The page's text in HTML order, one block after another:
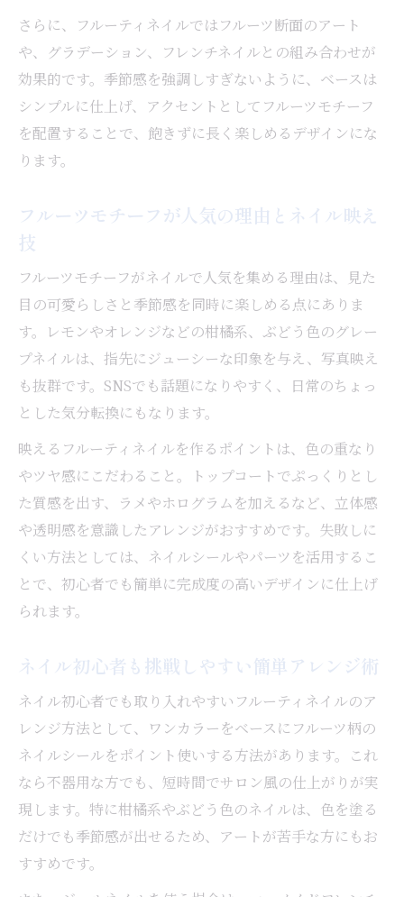
ネイルと爪ケアを両立する基本的な考え方
フルーティネイル後の保湿ケア徹底ポイン
ト
ジェルネイル休止中も美爪を保つ方法
ダメージを最小限にするネイル選びの工夫
ネイルで男子ウケと夏らしさを両立するコ
ツ
淡いピンクやクリア系ネイルの魅力と選び
方
フルーティデザインで上品さを演出する方
法
シンプルネイルとトレンドの絶妙なバラン
ス術
ネイルで好印象を与えるカラー使いのポイ
ント
旬のオレンジやぶどう色ネイルアイデア集
ぶどう色ネイルが映える旬のデザイン特集
オレンジ・グレープネイルの組み合わせ術
ネイルで楽しむ旬カラーのアレンジアイデ
ア
さらに、フルーティネイルではフルーツ断面のアート
や、グラデーション、フレンチネイルとの組み合わせが
効果的です。季節感を強調しすぎないように、ベースは
シンプルに仕上げ、アクセントとしてフルーツモチーフ
を配置することで、飽きずに長く楽しめるデザインにな
ります。
フルーツモチーフが人気の理由とネイル映え
技
フルーツモチーフがネイルで人気を集める理由は、見た
目の可愛らしさと季節感を同時に楽しめる点にありま
す。レモンやオレンジなどの柑橘系、ぶどう色のグレー
プネイルは、指先にジューシーな印象を与え、写真映え
も抜群です。SNSでも話題になりやすく、日常のちょっ
とした気分転換にもなります。
映えるフルーティネイルを作るポイントは、色の重なり
やツヤ感にこだわること。トップコートでぷっくりとし
た質感を出す、ラメやホログラムを加えるなど、立体感
や透明感を意識したアレンジがおすすめです。失敗しに
くい方法としては、ネイルシールやパーツを活用するこ
とで、初心者でも簡単に完成度の高いデザインに仕上げ
られます。
ネイル初心者も挑戦しやすい簡単アレンジ術
ネイル初心者でも取り入れやすいフルーティネイルのア
レンジ方法として、ワンカラーをベースにフルーツ柄の
ネイルシールをポイント使いする方法があります。これ
なら不器用な方でも、短時間でサロン風の仕上がりが実
現します。特に柑橘系やぶどう色のネイルは、色を塗る
だけでも季節感が出せるため、アートが苦手な方にもお
すすめです。